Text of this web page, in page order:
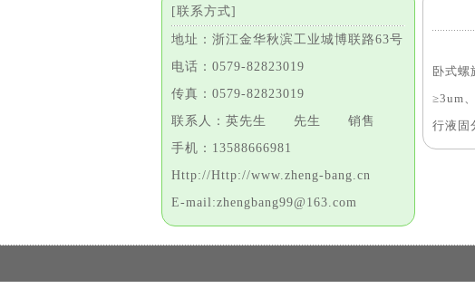
[联系方式]
地址：浙江金华秋滨工业城博联路63号
电话：0579-82823019
传真：0579-82823019
联系人：英先生 先生 销售
手机：13588666981
Http://Http://www.zheng-bang.cn
E-mail:zhengbang99@163.com
卧式螺
≥3um
行液固